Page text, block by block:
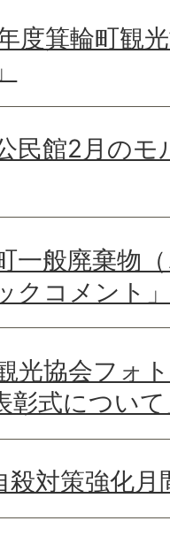
度箕輪町観
民館2月の
一般廃棄物
クコメント
光協会フォ
彰式につい
対策強化月